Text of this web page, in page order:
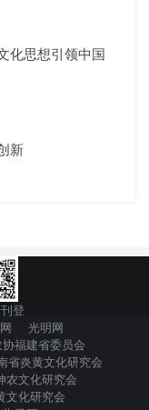
化思想引领中国
新
登
光明网
福建省委员会
省炎黄文化研究会
农文化研究会
文化研究会